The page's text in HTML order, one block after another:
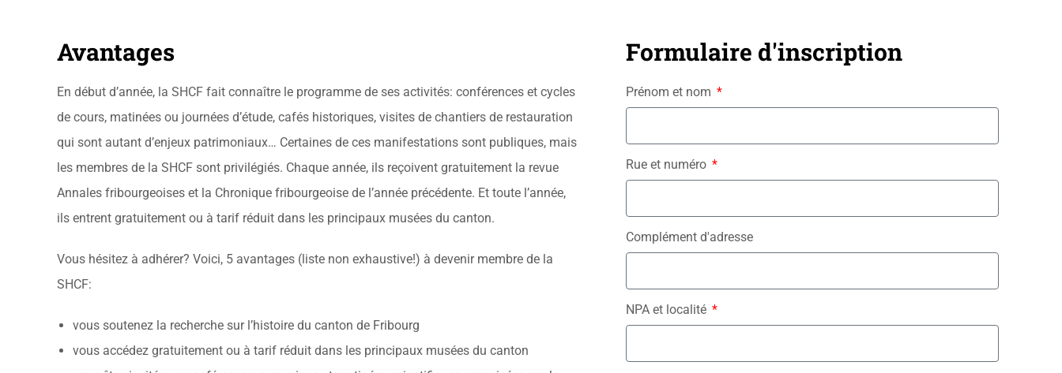
Avantages
En début d’année, la SHCF fait connaître le programme de ses activités: conférences et cycles
de cours, matinées ou journées d’étude, cafés historiques, visites de chantiers de restauration
qui sont autant d’enjeux patrimoniaux… Certaines de ces manifestations sont publiques, mais
les membres de la SHCF sont privilégiés. Chaque année, ils reçoivent gratuitement la revue
Annales fribourgeoises et la Chronique fribourgeoise de l’année précédente. Et toute l’année,
ils entrent gratuitement ou à tarif réduit dans les principaux musées du canton.
Vous hésitez à adhérer? Voici, 5 avantages (liste non exhaustive!) à devenir membre de la
SHCF:
vous soutenez la recherche sur l’histoire du canton de Fribourg
vous accédez gratuitement ou à tarif réduit dans les principaux musées du canton
Formulaire d'inscription
Prénom et nom
Rue et numéro
Complément d'adresse
NPA et localité